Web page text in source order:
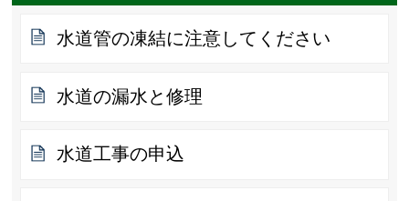
水道管の凍結に注意してください
水道の漏水と修理
水道工事の申込